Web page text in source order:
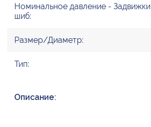
Номинальное давление - Задвижки
шиб:
Размер/Диаметр:
Тип:
Описание: